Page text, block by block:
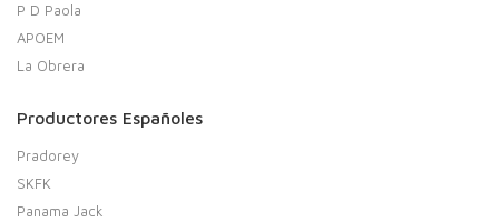
P D Paola
APOEM
La Obrera
Productores Españoles
Pradorey
SKFK
Panama Jack